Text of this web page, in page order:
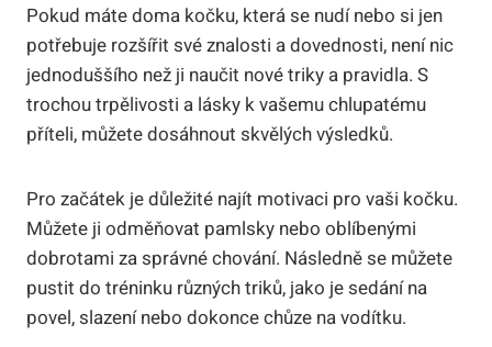
Pokud máte doma kočku, která se nudí nebo si jen
potřebuje rozšířit své znalosti a dovednosti, není nic
jednoduššího než ji naučit nové triky a pravidla. S
trochou trpělivosti a lásky k vašemu chlupatému
příteli, můžete dosáhnout skvělých výsledků.
Pro začátek je důležité najít motivaci pro vaši kočku.
Můžete ji odměňovat pamlsky nebo oblíbenými
dobrotami za správné chování. Následně se můžete
pustit do tréninku různých triků, jako je sedání na
povel, slazení nebo dokonce chůze na vodítku.